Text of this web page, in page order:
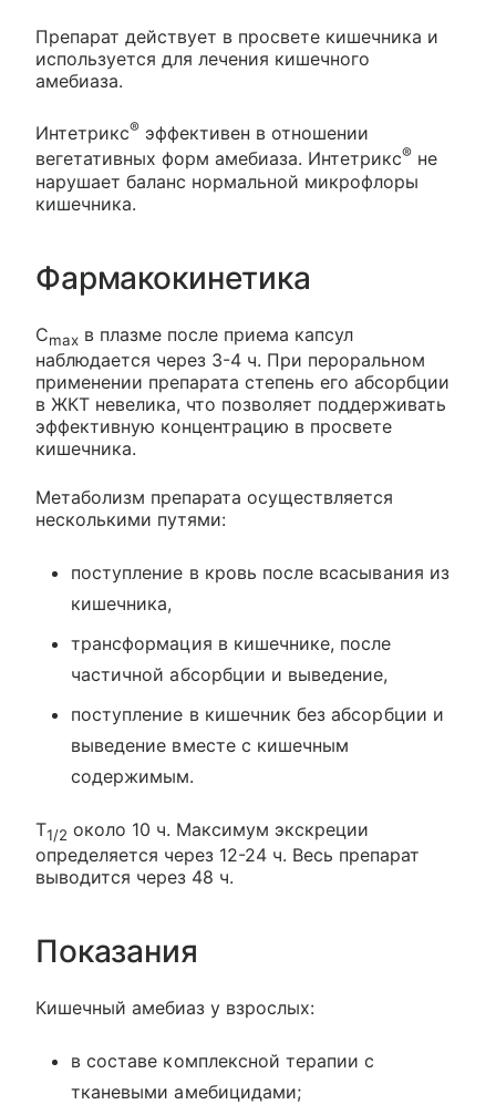
Препарат действует в просвете кишечника и
используется для лечения кишечного
амебиаза.
Интетрикс® эффективен в отношении
вегетативных форм амебиаза. Интетрикс® не
нарушает баланс нормальной микрофлоры
кишечника.
Фармакокинетика
Cmax в плазме после приема капсул
наблюдается через 3-4 ч. При пероральном
применении препарата степень его абсорбции
в ЖКТ невелика, что позволяет поддерживать
эффективную концентрацию в просвете
кишечника.
Метаболизм препарата осуществляется
несколькими путями:
поступление в кровь после всасывания из
кишечника,
трансформация в кишечнике, после
частичной абсорбции и выведение,
поступление в кишечник без абсорбции и
выведение вместе с кишечным
содержимым.
T1/2 около 10 ч. Максимум экскреции
определяется через 12-24 ч. Весь препарат
выводится через 48 ч.
Показания
Кишечный амебиаз у взрослых:
в составе комплексной терапии с
тканевыми амебицидами;